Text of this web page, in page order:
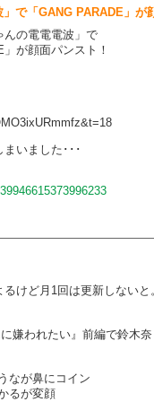
で「GANG PARADE」が
んの電電電波」で
が顔面パンスト！
いました･･･
けど月1回は更新しないと
嫌われたい』前編で鈴木
なが鼻にコイン
るが変顔